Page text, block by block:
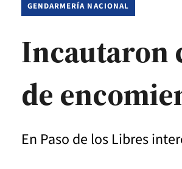
GENDARMERÍA NACIONAL
Incautaron
de
En Paso de los Libres